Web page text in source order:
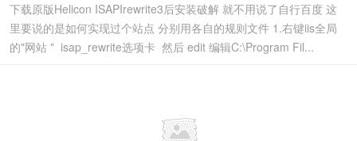
下载原版Helicon ISAPIrewrite3后安装破解 就不用说了自行百度 这
里要说的是如何实现过个站点 分别用各自的规则文件 1.右键iis全局
的"网站 " isap_rewrite选项卡 然后 edit 编辑C:\Program Fil...